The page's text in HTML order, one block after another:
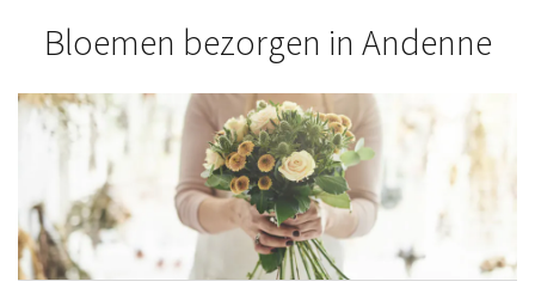
Bloemen bezorgen in Andenne